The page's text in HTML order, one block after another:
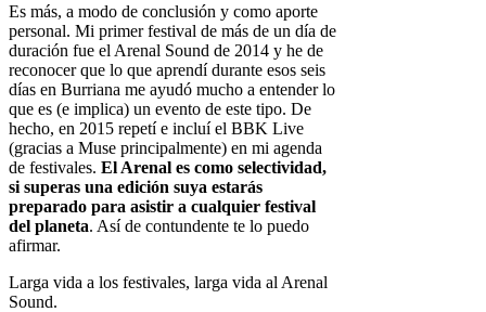
Es más, a modo de conclusión y como aporte
personal. Mi primer festival de más de un día de
duración fue el Arenal Sound de 2014 y he de
reconocer que lo que aprendí durante esos seis
días en Burriana me ayudó mucho a entender lo
que es (e implica) un evento de este tipo. De
hecho, en 2015 repetí e incluí el BBK Live
(gracias a Muse principalmente) en mi agenda
de festivales. El Arenal es como selectividad,
si superas una edición suya estarás
preparado para asistir a cualquier festival
del planeta. Así de contundente te lo puedo
afirmar.
Larga vida a los festivales, larga vida al Arenal
Sound.